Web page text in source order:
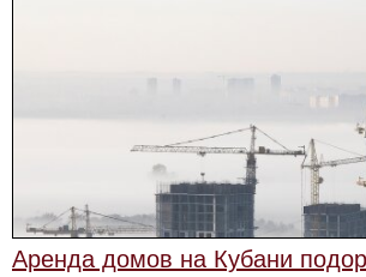
Аренда домов на Кубани